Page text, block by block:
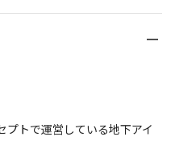
プトで運営している地下アイ